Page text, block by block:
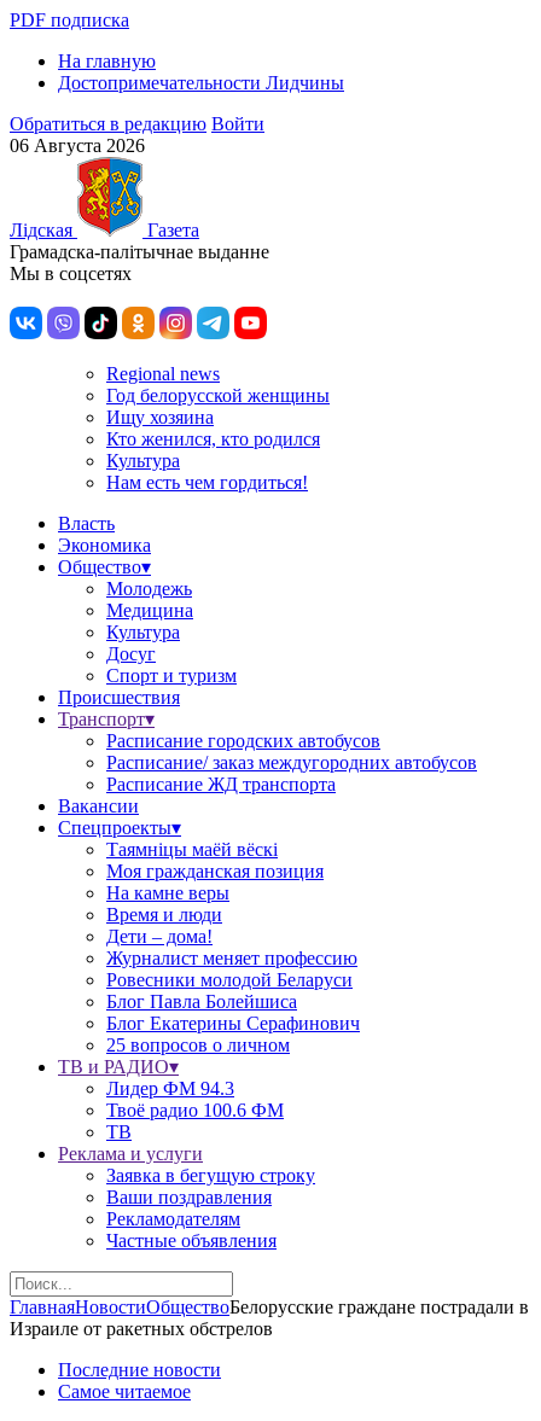
PDF подписка
На главную
Достопримечательности Лидчины
Обратиться в редакцию Войти
06 Августа 2026
Лiдская
Газета
Грамадска-палiтычнае выданне
Мы в соцсетях
Regional news
Год белорусской женщины
Ищу хозяина
Кто женился, кто родился
Культура
Нам есть чем гордиться!
Власть
Экономика
Общество▾
Молодежь
Медицина
Культура
Досуг
Спорт и туризм
Происшествия
Транспорт▾
Расписание городских автобусов
Расписание/ заказ междугородних автобусов
Расписание ЖД транспорта
Вакансии
Спецпроекты▾
Таямніцы маёй вёскі
Моя гражданская позиция
На камне веры
Время и люди
Дети – дома!
Журналист меняет профессию
Ровесники молодой Беларуси
Блог Павла Болейшиса
Блог Екатерины Серафинович
25 вопросов о личном
ТВ и РАДИО▾
Лидер ФМ 94.3
Твоё радио 100.6 ФМ
ТВ
Реклама и услуги
Заявка в бегущую строку
Ваши поздравления
Рекламодателям
Частные объявления
ГлавнаяНовостиОбществоБелорусские граждане пострадали в
Израиле от ракетных обстрелов
Последние новости
Самое читаемое